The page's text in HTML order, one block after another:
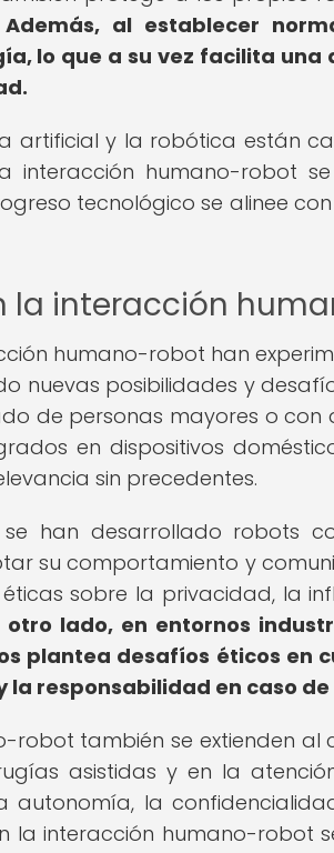
Además, al establecer
lo que a su vez facilita una
artificial y la robótica están
interacción humano-robot
tecnológico se alinee
la interacción
humano-robot han
nuevas posibilidades y
de personas mayores o
en dispositivos
sin precedentes.
han desarrollado robots
su comportamiento y
sobre la privacidad, la
otro lado, en entornos
plantea desafíos éticos en
responsabilidad en caso
robot también se extienden al
asistidas y en la
autonomía, la
la interacción humano-robot